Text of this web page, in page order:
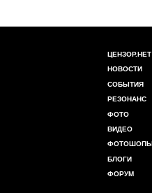
ЦЕНЗОР.НЕТ
НОВОСТИ
СОБЫТИЯ
РЕЗОНАНС
ФОТО
ВИДЕО
БЛОГИ
ФОРУМ